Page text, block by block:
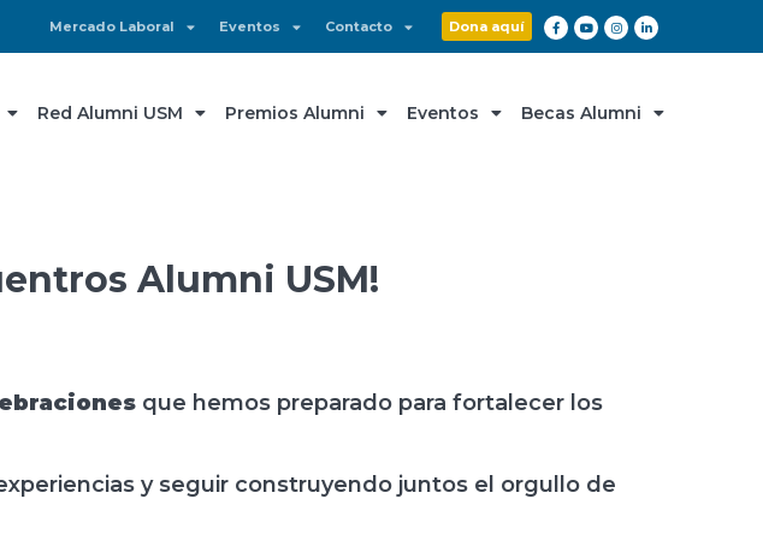
Mercado Laboral Eventos Contacto Dona aquí
Red Alumni USM Premios Alumni Eventos Becas Alumni
Alumni USM!
que hemos preparado para fortalecer los
y seguir construyendo juntos el orgullo de